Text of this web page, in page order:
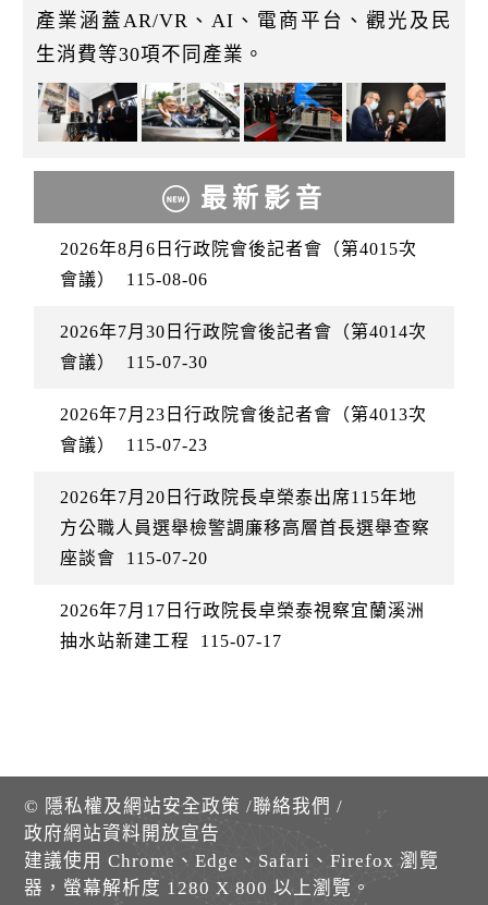
產業涵蓋AR/VR、AI、電商平台、觀光及民
生消費等30項不同產業。
最新影音
2026年8月6日行政院會後記者會（第4015次
會議）
115-08-06
2026年7月30日行政院會後記者會（第4014次
會議）
115-07-30
2026年7月23日行政院會後記者會（第4013次
會議）
115-07-23
2026年7月20日行政院長卓榮泰出席115年地
方公職人員選舉檢警調廉移高層首長選舉查察
座談會
115-07-20
2026年7月17日行政院長卓榮泰視察宜蘭溪洲
抽水站新建工程
115-07-17
© 隱私權及網站安全政策 /聯絡我們 /
政府網站資料開放宣告
建議使用 Chrome、Edge、Safari、Firefox 瀏覽
器，螢幕解析度 1280 X 800 以上瀏覽。